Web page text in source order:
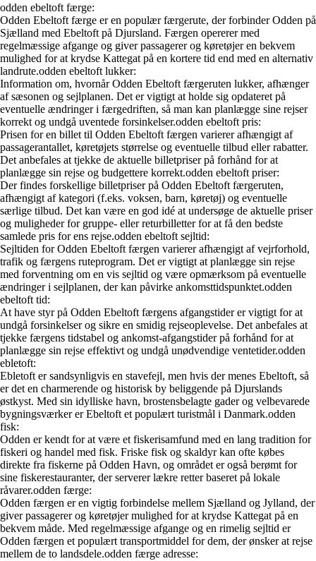
odden ebeltoft færge:
Odden Ebeltoft færge er en populær færgerute, der forbinder Odden på
Sjælland med Ebeltoft på Djursland. Færgen opererer med
regelmæssige afgange og giver passagerer og køretøjer en bekvem
mulighed for at krydse Kattegat på en kortere tid end med en alternativ
landrute.odden ebeltoft lukker:
Information om, hvornår Odden Ebeltoft færgeruten lukker, afhænger
af sæsonen og sejlplanen. Det er vigtigt at holde sig opdateret på
eventuelle ændringer i færgedriften, så man kan planlægge sine rejser
korrekt og undgå uventede forsinkelser.odden ebeltoft pris:
Prisen for en billet til Odden Ebeltoft færgen varierer afhængigt af
passagerantallet, køretøjets størrelse og eventuelle tilbud eller rabatter.
Det anbefales at tjekke de aktuelle billetpriser på forhånd for at
planlægge sin rejse og budgettere korrekt.odden ebeltoft priser:
Der findes forskellige billetpriser på Odden Ebeltoft færgeruten,
afhængigt af kategori (f.eks. voksen, barn, køretøj) og eventuelle
særlige tilbud. Det kan være en god idé at undersøge de aktuelle priser
og muligheder for gruppe- eller returbilletter for at få den bedste
samlede pris for ens rejse.odden ebeltoft sejltid:
Sejltiden for Odden Ebeltoft færgen varierer afhængigt af vejrforhold,
trafik og færgens ruteprogram. Det er vigtigt at planlægge sin rejse
med forventning om en vis sejltid og være opmærksom på eventuelle
ændringer i sejlplanen, der kan påvirke ankomsttidspunktet.odden
ebeltoft tid:
At have styr på Odden Ebeltoft færgens afgangstider er vigtigt for at
undgå forsinkelser og sikre en smidig rejseoplevelse. Det anbefales at
tjekke færgens tidstabel og ankomst-afgangstider på forhånd for at
planlægge sin rejse effektivt og undgå unødvendige ventetider.odden
ebletoft:
Ebletoft er sandsynligvis en stavefejl, men hvis der menes Ebeltoft, så
er det en charmerende og historisk by beliggende på Djurslands
østkyst. Med sin idylliske havn, brostensbelagte gader og velbevarede
bygningsværker er Ebeltoft et populært turistmål i Danmark.odden
fisk:
Odden er kendt for at være et fiskerisamfund med en lang tradition for
fiskeri og handel med fisk. Friske fisk og skaldyr kan ofte købes
direkte fra fiskerne på Odden Havn, og området er også berømt for
sine fiskerestauranter, der serverer lækre retter baseret på lokale
råvarer.odden færge:
Odden færgen er en vigtig forbindelse mellem Sjælland og Jylland, der
giver passagerer og køretøjer mulighed for at krydse Kattegat på en
bekvem måde. Med regelmæssige afgange og en rimelig sejltid er
Odden færgen et populært transportmiddel for dem, der ønsker at rejse
mellem de to landsdele.odden færge adresse: